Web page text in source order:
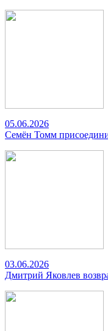
05.06.2026
Семён Томм
03.06.2026
Дмитрий Яковлев